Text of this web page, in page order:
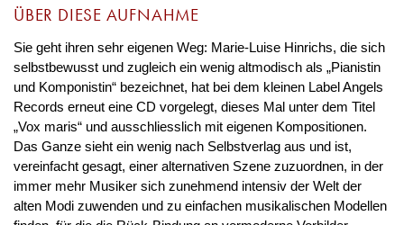
ÜBER DIESE AUFNAHME
Sie geht ihren sehr eigenen Weg: Marie-Luise Hinrichs, die sich
selbstbewusst und zugleich ein wenig altmodisch als „Pianistin
und Komponistin“ bezeichnet, hat bei dem kleinen Label Angels
Records erneut eine CD vorgelegt, dieses Mal unter dem Titel
„Vox maris“ und ausschliesslich mit eigenen Kompositionen.
Das Ganze sieht ein wenig nach Selbstverlag aus und ist,
vereinfacht gesagt, einer alternativen Szene zuzuordnen, in der
immer mehr Musiker sich zunehmend intensiv der Welt der
alten Modi zuwenden und zu einfachen musikalischen Modellen